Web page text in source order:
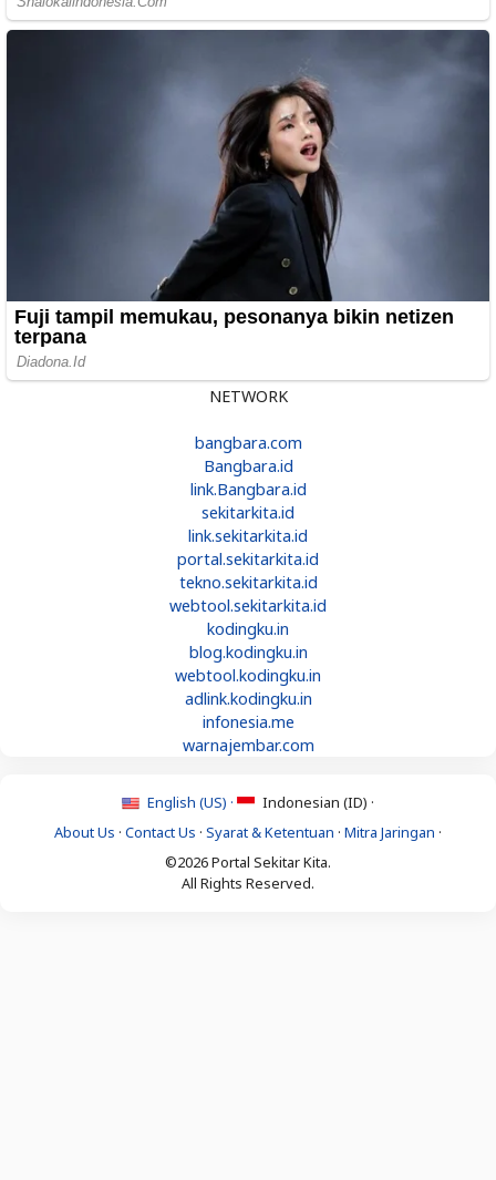
NETWORK
bangbara.com
Bangbara.id
link.Bangbara.id
sekitarkita.id
link.sekitarkita.id
portal.sekitarkita.id
tekno.sekitarkita.id
webtool.sekitarkita.id
kodingku.in
blog.kodingku.in
webtool.kodingku.in
adlink.kodingku.in
infonesia.me
warnajembar.com
English (US) ·
Indonesian (ID) ·
About Us · Contact Us · Syarat & Ketentuan · Mitra Jaringan ·
©2026 Portal Sekitar Kita.
All Rights Reserved.